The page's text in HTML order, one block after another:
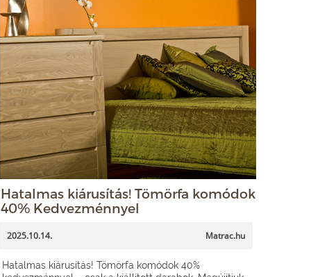
Hatalmas kiárusítás! Tömörfa komódok
40% Kedvezménnyel
2025.10.14. Matrac.hu
Hatalmas kiárusítás! Tömörfa komódok 40%